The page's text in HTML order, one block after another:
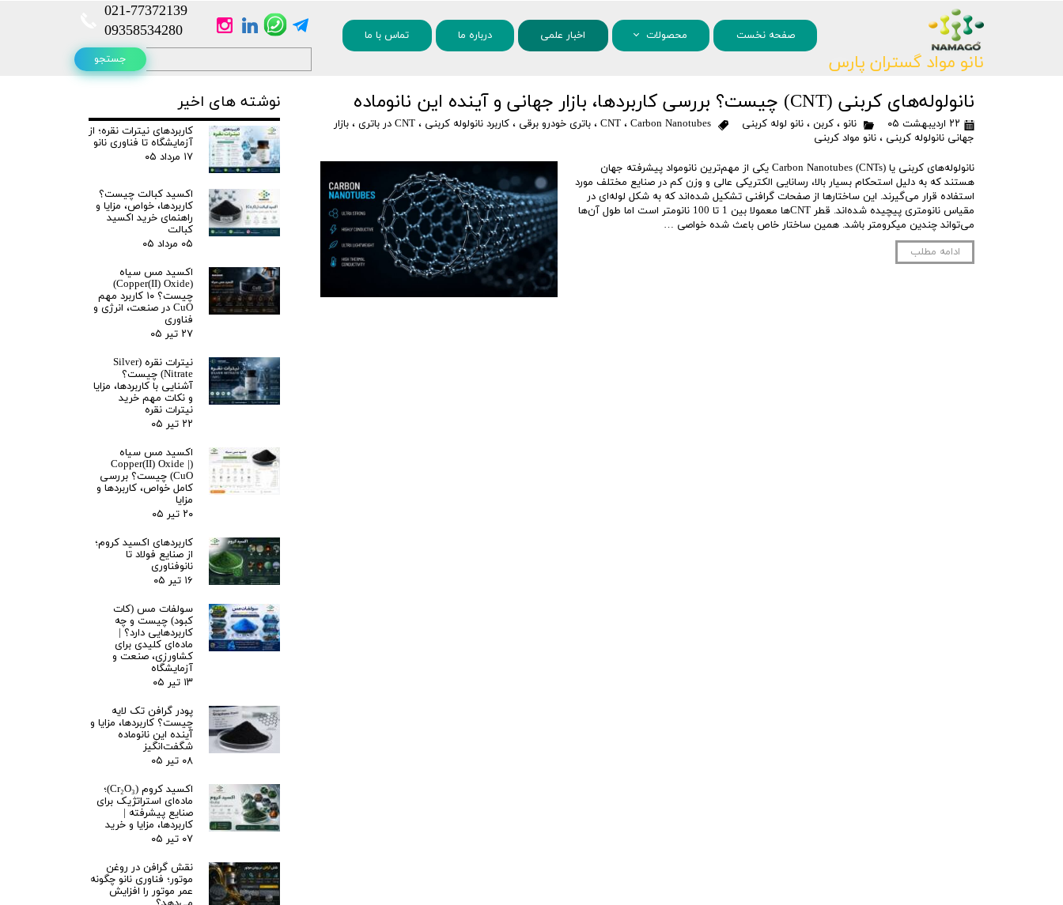
صفحه نخست محصولات
نانو مواد
اخبار علمی درباره ما تماس با ما
نانو مواد گستران پارس
021-77372139​​​​​​​
​​​​​​​09358534280
جستجو
۰
نانولوله‌های کربنی (CNT) چیست؟ بررسی کاربردها، بازار جهانی و آینده این نانوماده
۲۲ اردیبهشت ۰۵ نانو ، کربن ، نانو لوله کربنی CNT ، Carbon Nanotubes ، باتری خودرو برقی ، کاربرد نانولوله کربنی ، CNT در باتری ، بازار
جهانی نانولوله کربنی ، نانو مواد کربنی
نانولوله‌های کربنی یا Carbon Nanotubes (CNTs) یکی از مهم‌ترین نانومواد پیشرفته جهان
هستند که به دلیل استحکام بسیار بالا، رسانایی الکتریکی عالی و وزن کم در صنایع مختلف مورد
استفاده قرار می‌گیرند. این ساختارها از صفحات گرافنی تشکیل شده‌اند که به شکل لوله‌ای در
مقیاس نانومتری پیچیده شده‌اند. قطر CNTها معمولا بین 1 تا 100 نانومتر است اما طول آن‌ها
می‌تواند چندین میکرومتر باشد. همین ساختار خاص باعث شده خواصی …
ادامه مطلب
نوشته های اخیر
کاربردهای نیترات نقره؛ از
آزمایشگاه تا فناوری نانو
۱۷ مرداد ۰۵
اکسید کبالت چیست؟
کاربردها، خواص، مزایا و
راهنمای خرید اکسید
کبالت
۰۵ مرداد ۰۵
اکسید مس سیاه
(Copper(II) Oxide)
چیست؟ ۱۰ کاربرد مهم
CuO در صنعت، انرژی و
فناوری
۲۷ تیر ۰۵
نیترات نقره (Silver
Nitrate) چیست؟
آشنایی با کاربردها، مزایا
و نکات مهم خرید
نیترات نقره
۲۲ تیر ۰۵
اکسید مس سیاه
(Copper(II) Oxide |
CuO) چیست؟ بررسی
کامل خواص، کاربردها و
مزایا
۲۰ تیر ۰۵
کاربردهای اکسید کروم؛
از صنایع فولاد تا
نانوفناوری
۱۶ تیر ۰۵
سولفات مس (کات
کبود) چیست و چه
کاربردهایی دارد؟ |
ماده‌ای کلیدی برای
کشاورزی، صنعت و
آزمایشگاه
۱۳ تیر ۰۵
پودر گرافن تک لایه
چیست؟ کاربردها، مزایا و
آینده این نانوماده
شگفت‌انگیز
۰۸ تیر ۰۵
اکسید کروم (Cr₂O₃)؛
ماده‌ای استراتژیک برای
صنایع پیشرفته |
کاربردها، مزایا و خرید
۰۷ تیر ۰۵
نقش گرافن در روغن
موتور؛ فناوری نانو چگونه
عمر موتور را افزایش